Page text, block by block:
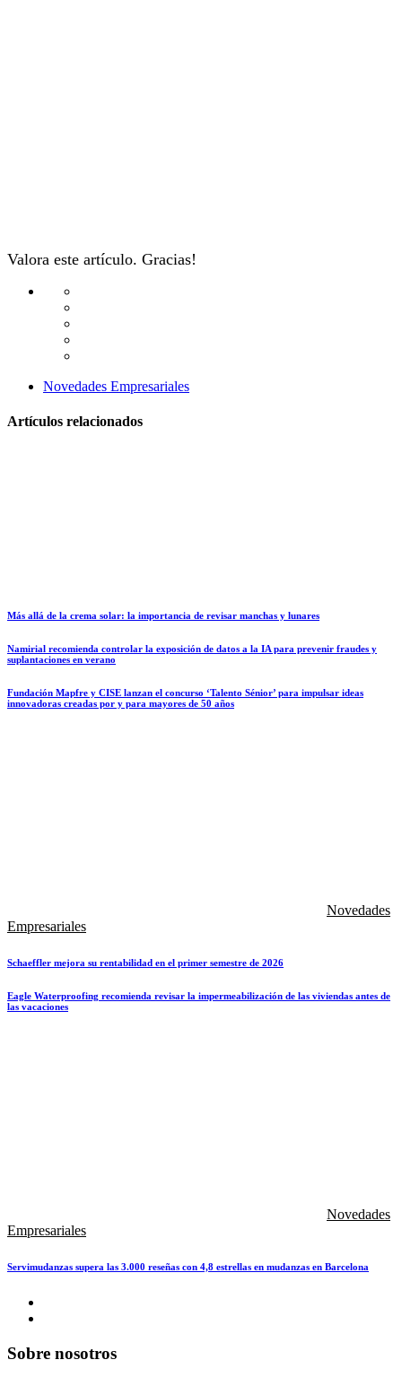
Valora este artículo. Gracias!
Novedades Empresariales
Artículos relacionados
Más allá de la crema solar: la importancia de revisar manchas y lunares
Namirial recomienda controlar la exposición de datos a la IA para prevenir fraudes y
suplantaciones en verano
Fundación Mapfre y CISE lanzan el concurso ‘Talento Sénior’ para impulsar ideas
innovadoras creadas por y para mayores de 50 años
Novedades
Empresariales
Schaeffler mejora su rentabilidad en el primer semestre de 2026
Eagle Waterproofing recomienda revisar la impermeabilización de las viviendas antes de
las vacaciones
Novedades
Empresariales
Servimudanzas supera las 3.000 reseñas con 4,8 estrellas en mudanzas en Barcelona
Sobre nosotros